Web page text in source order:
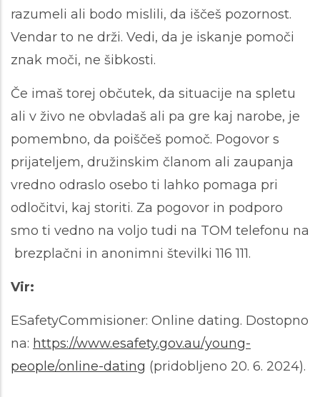
razumeli ali bodo mislili, da iščeš pozornost.
Vendar to ne drži. Vedi, da je iskanje pomoči
znak moči, ne šibkosti.
Če imaš torej občutek, da situacije na spletu
ali v živo ne obvladaš ali pa gre kaj narobe, je
pomembno, da poiščeš pomoč. Pogovor s
prijateljem, družinskim članom ali zaupanja
vredno odraslo osebo ti lahko pomaga pri
odločitvi, kaj storiti. Za pogovor in podporo
smo ti vedno na voljo tudi na TOM telefonu na
brezplačni in anonimni številki 116 111.
Vir:
ESafetyCommisioner: Online dating. Dostopno
na: https://www.esafety.gov.au/young-
people/online-dating (pridobljeno 20. 6. 2024).